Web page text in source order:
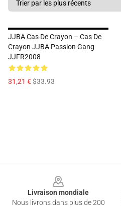
JJBA Cas De Crayon – Cas De
Crayon JJBA Passion Gang
JJFR2008
31,21 €$33.93
Livraison mondiale
Nous livrons dans plus de 200